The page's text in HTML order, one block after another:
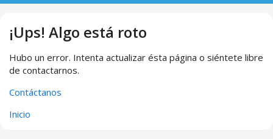
¡Ups! Algo está roto
Hubo un error. Intenta actualizar ésta página o siéntete libre
de contactarnos.
Contáctanos
Inicio